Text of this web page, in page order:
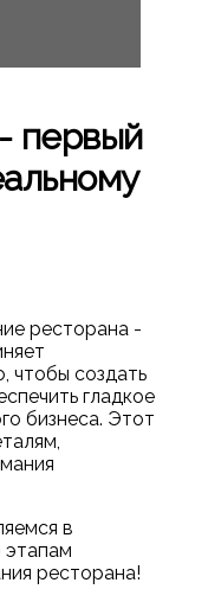
- первый
ресторана -
чтобы создать
гладкое
бизнеса. Этот
в
этапам
ресторана!